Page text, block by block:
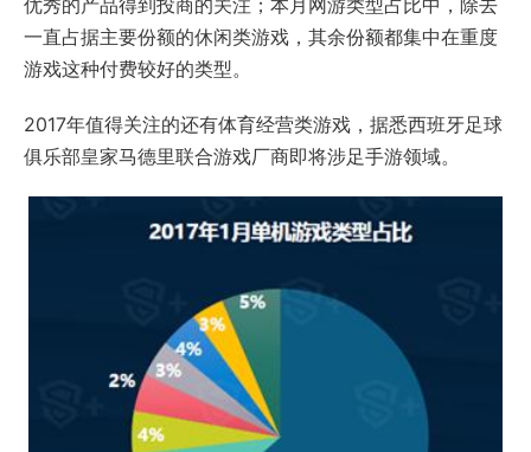
一直占据主要份额的休闲类游戏，其余份额都集中在重度
游戏这种付费较好的类型。
2017年值得关注的还有体育经营类游戏，据悉西班牙足球
俱乐部皇家马德里联合游戏厂商即将涉足手游领域。